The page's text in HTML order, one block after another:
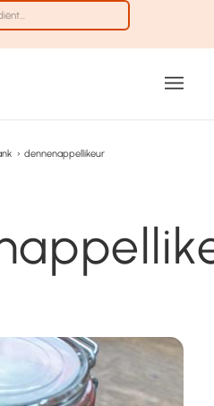
› dennenappellikeur